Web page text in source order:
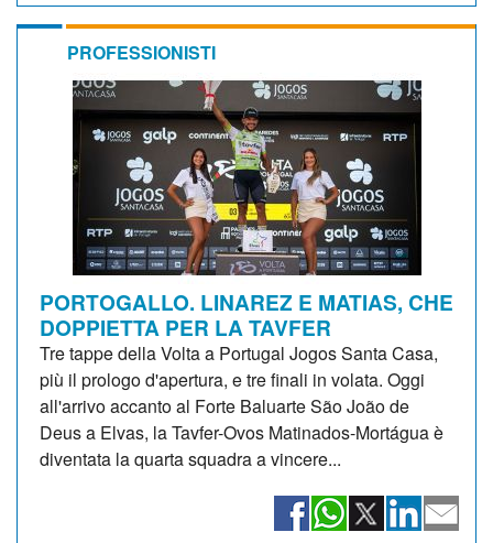
PROFESSIONISTI
PORTOGALLO. LINAREZ E MATIAS, CHE
DOPPIETTA PER LA TAVFER
Tre tappe della Volta a Portugal Jogos Santa Casa,
più il prologo d'apertura, e tre finali in volata. Oggi
all'arrivo accanto al Forte Baluarte São João de
Deus a Elvas, la Tavfer-Ovos Matinados-Mortágua è
diventata la quarta squadra a vincere...